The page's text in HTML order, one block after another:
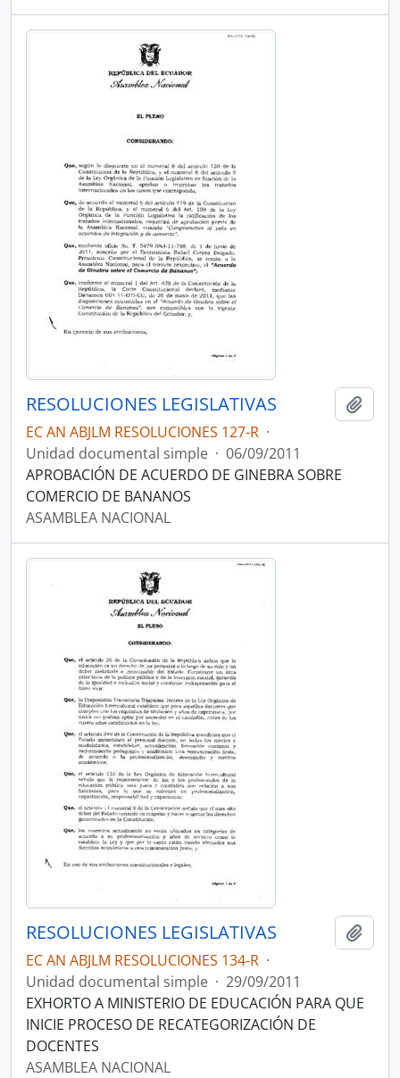
RESOLUCIONES LEGISLATIVAS
EC AN ABJLM RESOLUCIONES 127-R ·
Unidad documental simple · 06/09/2011
APROBACIÓN DE ACUERDO DE GINEBRA SOBRE
COMERCIO DE BANANOS
ASAMBLEA NACIONAL
RESOLUCIONES LEGISLATIVAS
EC AN ABJLM RESOLUCIONES 134-R ·
Unidad documental simple · 29/09/2011
EXHORTO A MINISTERIO DE EDUCACIÓN PARA QUE
INICIE PROCESO DE RECATEGORIZACIÓN DE
DOCENTES
ASAMBLEA NACIONAL